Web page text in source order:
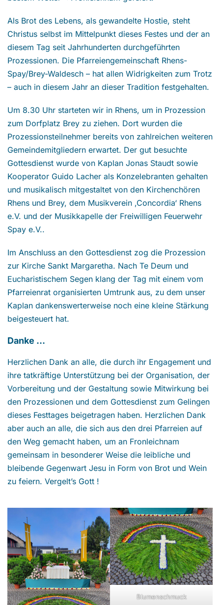
Als Brot des Lebens, als gewandelte Hostie, steht
Christus selbst im Mittelpunkt dieses Festes und der an
diesem Tag seit Jahrhunderten durchgeführten
Prozessionen. Die Pfarreiengemeinschaft Rhens-
Spay/Brey-Waldesch – hat allen Widrigkeiten zum Trotz
– auch in diesem Jahr an dieser Tradition festgehalten.
Um 8.30 Uhr starteten wir in Rhens, um in Prozession
zum Dorfplatz Brey zu ziehen. Dort wurden die
Prozessionsteilnehmer bereits von zahlreichen weiteren
Gemeindemitgliedern erwartet. Der gut besuchte
Gottesdienst wurde von Kaplan Jonas Staudt sowie
Kooperator Guido Lacher als Konzelebranten gehalten
und musikalisch mitgestaltet von den Kirchenchören
Rhens und Brey, dem Musikverein ‚Concordia‘ Rhens
e.V. und der Musikkapelle der Freiwilligen Feuerwehr
Spay e.V..
Im Anschluss an den Gottesdienst zog die Prozession
zur Kirche Sankt Margaretha. Nach Te Deum und
Eucharistischem Segen klang der Tag mit einem vom
Pfarreienrat organisierten Umtrunk aus, zu dem unser
Kaplan dankenswerterweise noch eine kleine Stärkung
beigesteuert hat.
Danke …
Herzlichen Dank an alle, die durch ihr Engagement und
ihre tatkräftige Unterstützung bei der Organisation, der
Vorbereitung und der Gestaltung sowie Mitwirkung bei
den Prozessionen und dem Gottesdienst zum Gelingen
dieses Festtages beigetragen haben. Herzlichen Dank
aber auch an alle, die sich aus den drei Pfarreien auf
den Weg gemacht haben, um an Fronleichnam
gemeinsam in besonderer Weise die leibliche und
bleibende Gegenwart Jesu in Form von Brot und Wein
zu feiern. Vergelt’s Gott !
Blumenschmuck